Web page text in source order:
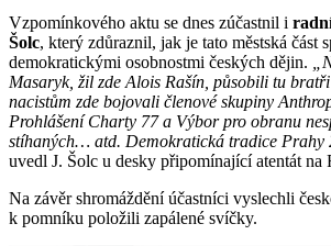
Vzpomínkového aktu se dnes zúčastnil i
Šolc, který zdůraznil, jak je tato městská část
demokratickými osobnostmi českých dějin.
Masaryk, žil zde Alois Rašín, působili tu
nacistům zde bojovali členové skupiny
Prohlášení Charty 77 a Výbor pro obranu
stíhaných… atd. Demokratická tradice Prahy
uvedl J. Šolc u desky připomínající atentát na
Na závěr shromáždění účastníci vyslechli
k pomníku položili zapálené svíčky.